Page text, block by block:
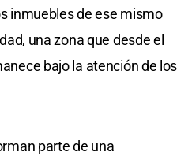
inmuebles de ese mismo
una zona que desde el
bajo la atención de los
parte de una